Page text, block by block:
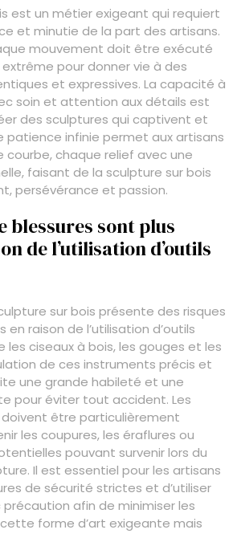
est un métier exigeant qui requiert
et minutie de la part des artisans.
mouvement doit être exécuté
pour donner vie à des
et expressives. La capacité à
soin et attention aux détails est
des sculptures qui captivent et
patience infinie permet aux artisans
courbe, chaque relief avec une
faisant de la sculpture sur bois
persévérance et passion.
blessures sont plus
de l’utilisation d’outils
sur bois présente des risques
en raison de l’utilisation d’outils
ciseaux à bois, les gouges et les
de ces instruments précis et
une grande habileté et une
pour éviter tout accident. Les
doivent être particulièrement
les coupures, les éraflures ou
pouvant survenir lors du
Il est essentiel pour les artisans
de sécurité strictes et d’utiliser
afin de minimiser les
forme d’art exigeante mais